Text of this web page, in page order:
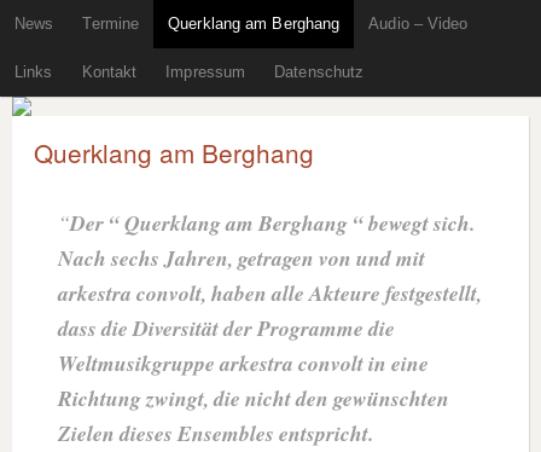
News Termine Querklang am Berghang Audio – Video
Links Kontakt Impressum Datenschutz
Querklang am Berghang
Der “ Querklang am Berghang “ bewegt sich.
Nach sechs Jahren, getragen von und mit
arkestra convolt, haben alle Akteure festgestellt,
dass die Diversität der Programme die
Weltmusikgruppe arkestra convolt in eine
Richtung zwingt, die nicht den gewünschten
Zielen dieses Ensembles entspricht.